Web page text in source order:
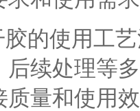
的使用工
后续处理等
量和使用